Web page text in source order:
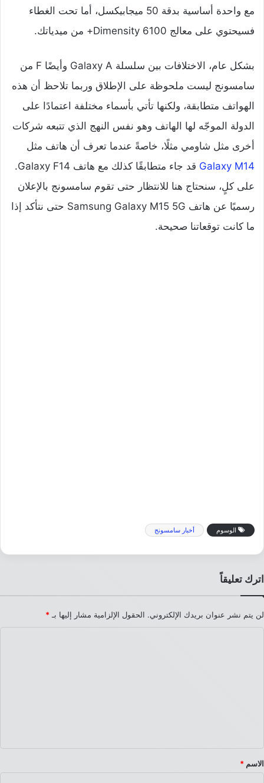
مع واحدة أساسية بدقة 50 ميجابيكسل، أما تحت الغطاء
فسيحتوي على معالج Dimensity 6100+ من ميدياتك.
بشكل عام، الاختلافات بين سلسلة Galaxy A وأيضًا F من
سامسونج ليست ملحوظة على الإطلاق وربما تلاحظ أن هذه
الهواتف متطابقة، ولكنها تأتي بأسماء مختلفة اعتمادًا على
الدولة الموجّه لها الهاتف وهو نفس النهج الذي تتبعه شركات
أخرى مثل شاومي مثلًا، خاصةً عندما تعرف أن هاتف مثل
Galaxy M14
قد جاء متطابقًا كذلك مع هاتف Galaxy F14.
على كلٍ، سنحتاج هنا للانتظار حتى تقوم سامسونج بالإعلان
رسميًا عن هاتف Samsung Galaxy M15 5G حتى نتأكد إذا
ما كانت توقعاتنا صحيحة.
الوسوم أخبار سامسونج
اترك تعليقاً
لن يتم نشر عنوان بريدك الإلكتروني. الحقول الإلزامية مشار إليها بـ *
*
الاسم *